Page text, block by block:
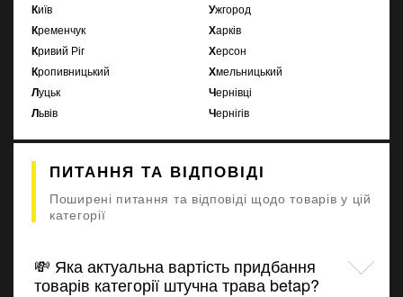
Київ
Кременчук
Кривий Ріг
Кропивницький
Луцьк
Львів
Ужгород
Харків
Херсон
Хмельницький
Чернівці
Чернігів
ПИТАННЯ ТА ВІДПОВІДІ
Поширені питання та відповіді щодо товарів у цій
категорії
💸 Яка актуальна вартість придбання
товарів категорії штучна трава betap?